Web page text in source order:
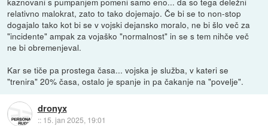
relativno malokrat, zato to tako dojemajo. Če bi se to non-stop
dogajalo tako kot bi se v vojski dejansko moralo, ne bi šlo več za
"incidente" ampak za vojaško "normalnost" in se s tem nihče več
ne bi obremenjeval.
Kar se tiče pa prostega časa... vojska je služba, v kateri se
"trenira" 20% časa, ostalo je spanje in pa čakanje na "povelje".
dronyx
:: 15. jan 2025, 19:01